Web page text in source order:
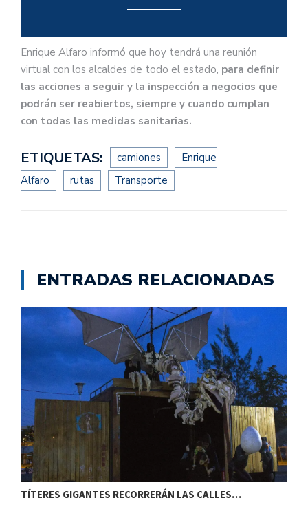
Enrique Alfaro informó que hoy tendrá una reunión
virtual con los alcaldes de todo el estado, para definir
las acciones a seguir y la inspección a negocios que
podrán ser reabiertos, siempre y cuando cumplan
con todas las medidas sanitarias.
ETIQUETAS: camiones
Enrique
Alfaro
rutas Transporte
ENTRADAS RELACIONADAS
TÍTERES GIGANTES RECORRERÁN LAS CALLES…